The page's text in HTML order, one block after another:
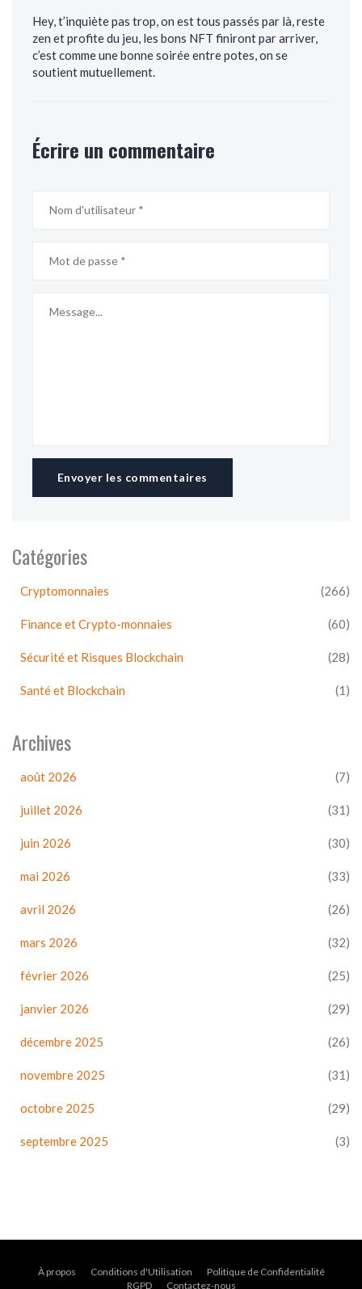
Hey, t’inquiète pas trop, on est tous passés par là, reste
zen et profite du jeu, les bons NFT finiront par arriver,
c’est comme une bonne soirée entre potes, on se
soutient mutuellement.
Écrire un commentaire
Envoyer les commentaires
Catégories
Cryptomonnaies (266)
Finance et Crypto-monnaies (60)
Sécurité et Risques Blockchain (28)
Santé et Blockchain (1)
Archives
août 2026 (7)
juillet 2026 (31)
juin 2026 (30)
mai 2026 (33)
avril 2026 (26)
mars 2026 (32)
février 2026 (25)
janvier 2026 (29)
décembre 2025 (26)
novembre 2025 (31)
octobre 2025 (29)
septembre 2025 (3)
À propos Conditions d'Utilisation
Politique de Confidentialité
RGPD
Contactez-nous